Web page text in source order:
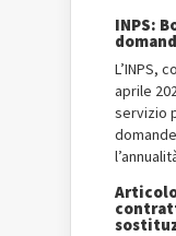
INPS:
L’INPS,
aprile
servizio